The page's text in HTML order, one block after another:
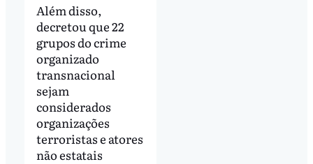
Além disso,
decretou que 22
grupos do crime
organizado
transnacional
sejam
considerados
organizações
terroristas e atores
não estatais